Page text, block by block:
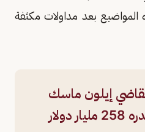
بعد مداولات مكثفة
إيلون ماسك